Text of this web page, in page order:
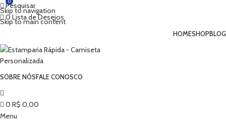
Skip to navigation
Skip to main content
Pesquisar
0 Lista de Desejos
HOMESHOPBLOG
SOBRE NÓSFALE CONOSCO
0 R$ 0,00
Menu
0